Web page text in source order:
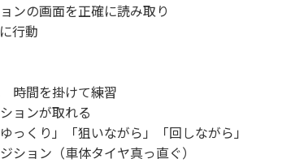
ンの画面を正確に読み取り
行動
時間を掛けて練習
ョンが取れる
っくり」「狙いながら」「回しながら」
ション（車体タイヤ真っ直ぐ）